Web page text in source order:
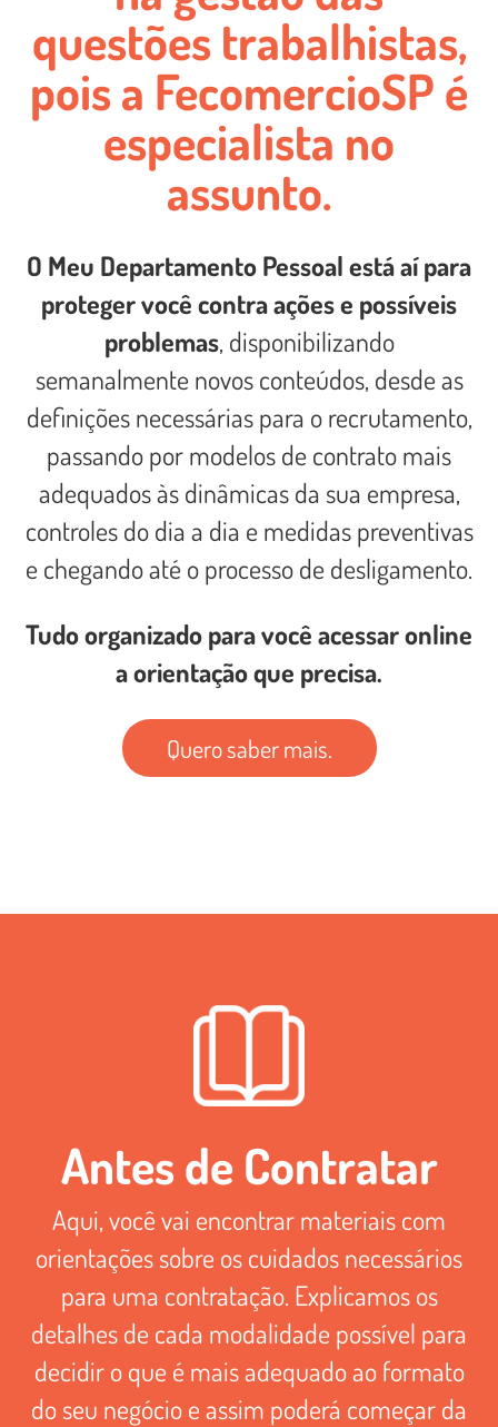
questões trabalhistas,
pois a FecomercioSP é
especialista no
assunto.
O Meu Departamento Pessoal está aí para
proteger você contra ações e possíveis
problemas, disponibilizando
semanalmente novos conteúdos, desde as
definições necessárias para o recrutamento,
passando por modelos de contrato mais
adequados às dinâmicas da sua empresa,
controles do dia a dia e medidas preventivas
e chegando até o processo de desligamento.
Tudo organizado para você acessar online
a orientação que precisa.
Quero saber mais.
Antes de Contratar
Aqui, você vai encontrar materiais com
orientações sobre os cuidados necessários
para uma contratação. Explicamos os
detalhes de cada modalidade possível para
decidir o que é mais adequado ao formato
do seu negócio e assim poderá começar da